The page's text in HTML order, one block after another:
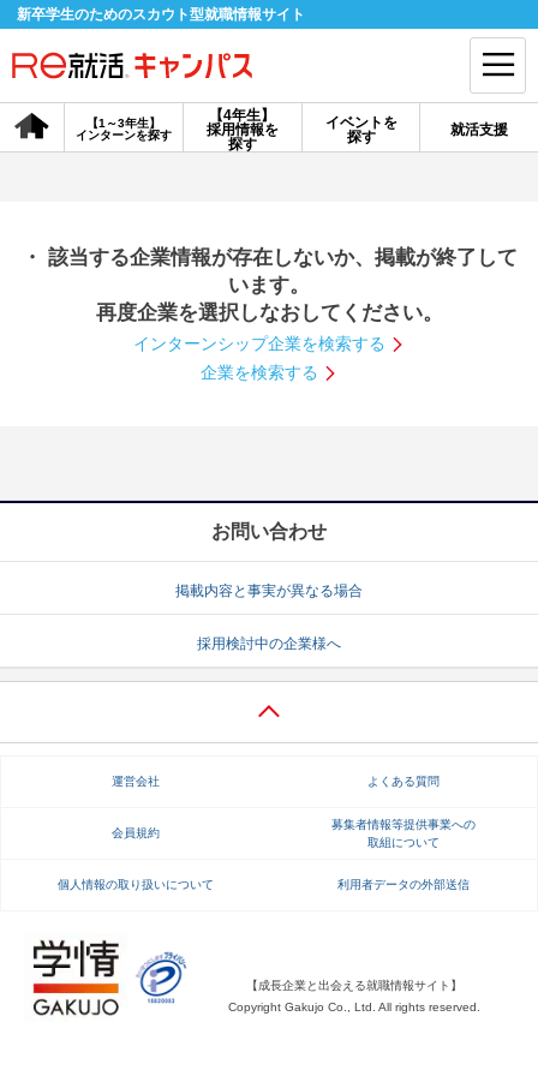
新卒学生のためのスカウト型就職情報サイト
【4年生】
採用情報を
探す
【1～3年生】
インターンを探す
イベントを
探す
就活支援
会員登録 ログイン
探す
【4年生】
説明会を探す
インターンを探す
就活ノウハウ・サポート
就活支援
就活ノウハウが満載！ お役立ち記事・相談室など
適職診断 就活チャンネル
・ 該当する企業情報が存在しないか、掲載が終了して
います。
再度企業を選択しなおしてください。
インターンシップ企業を検索する
企業を検索する
お問い合わせ
掲載内容と事実が異なる場合
採用検討中の企業様へ
運営会社 よくある質問
会員規約
募集者情報等提供事業への
取組について
個人情報の取り扱いについて 利用者データの外部送信
【成長企業と出会える就職情報サイト】
Copyright Gakujo Co., Ltd. All rights reserved.